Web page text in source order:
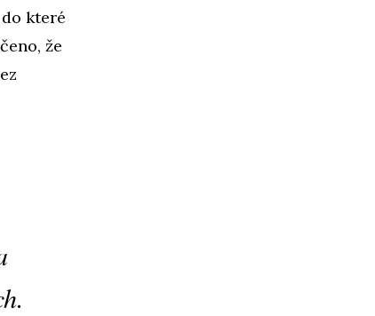
které
že